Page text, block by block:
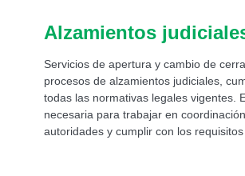
Alzamientos
Servicios de apertura y cambio de
procesos de alzamientos judiciales,
todas las normativas legales vigentes.
necesaria para trabajar en
autoridades y cumplir con los requisitos